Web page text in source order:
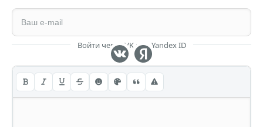
Войти через VK или Yandex ID